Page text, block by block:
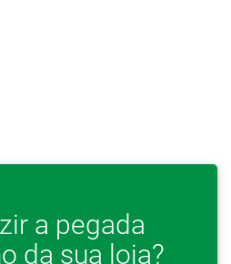
a pegada
da sua loja?